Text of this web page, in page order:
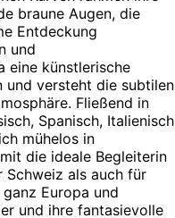
braune Augen, die
Entdeckung
und
eine künstlerische
und versteht die subtilen
Fließend in
Spanisch, Italienisch
mühelos in
die ideale Begleiterin
als auch für
Europa und
und ihre fantasievolle